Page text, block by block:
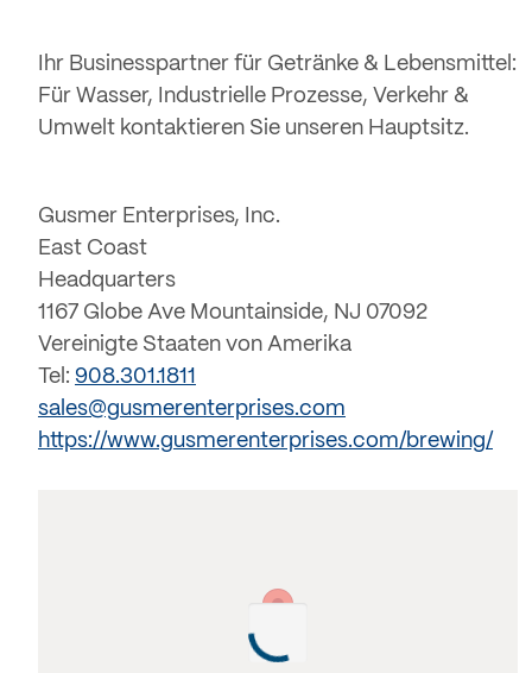
Ihr Businesspartner für Getränke & Lebensmittel:
Für Wasser, Industrielle Prozesse, Verkehr &
Umwelt kontaktieren Sie unseren Hauptsitz.
Gusmer Enterprises, Inc.
East Coast
Headquarters
1167 Globe Ave Mountainside, NJ 07092
Vereinigte Staaten von Amerika
Tel: 908.301.1811
sales@gusmerenterprises.com
https://www.gusmerenterprises.com/brewing/